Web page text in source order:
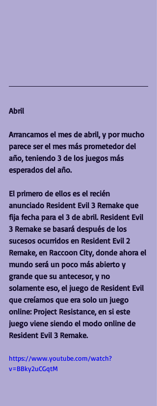
Abril
Arrancamos el mes de abril, y por mucho
parece ser el mes más prometedor del
año, teniendo 3 de los juegos más
esperados del año.
El primero de ellos es el recién
anunciado Resident Evil 3 Remake que
fija fecha para el 3 de abril. Resident Evil
3 Remake se basará después de los
sucesos ocurridos en Resident Evil 2
Remake, en Raccoon City, donde ahora el
mundo será un poco más abierto y
grande que su antecesor, y no
solamente eso, el juego de Resident Evil
que creíamos que era solo un juego
online: Project Resistance, en si este
juego viene siendo el modo online de
Resident Evil 3 Remake.
https://www.youtube.com/watch?
v=BBky2uCGqtM